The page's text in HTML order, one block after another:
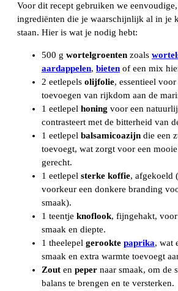
Voor dit recept gebruiken we eenvoudige,
ingrediënten die je waarschijnlijk al in je
staan. Hier is wat je nodig hebt:
500 g wortelgroenten zoals
aardappelen, bieten of een mix
2 eetlepels olijfolie, essentieel
toevoegen van rijkdom aan de
1 eetlepel honing voor een
contrasteert met de bitterheid van
1 eetlepel balsamicoazijn die een
toevoegt, wat zorgt voor een
gerecht.
1 eetlepel sterke koffie, afgekoeld
voorkeur een donkere branding
smaak).
1 teentje knoflook, fijngehakt,
smaak en diepte.
1 theelepel gerookte paprika, wat
smaak en extra warmte toevoegt
Zout en peper naar smaak, om de
balans te brengen en te versterken.